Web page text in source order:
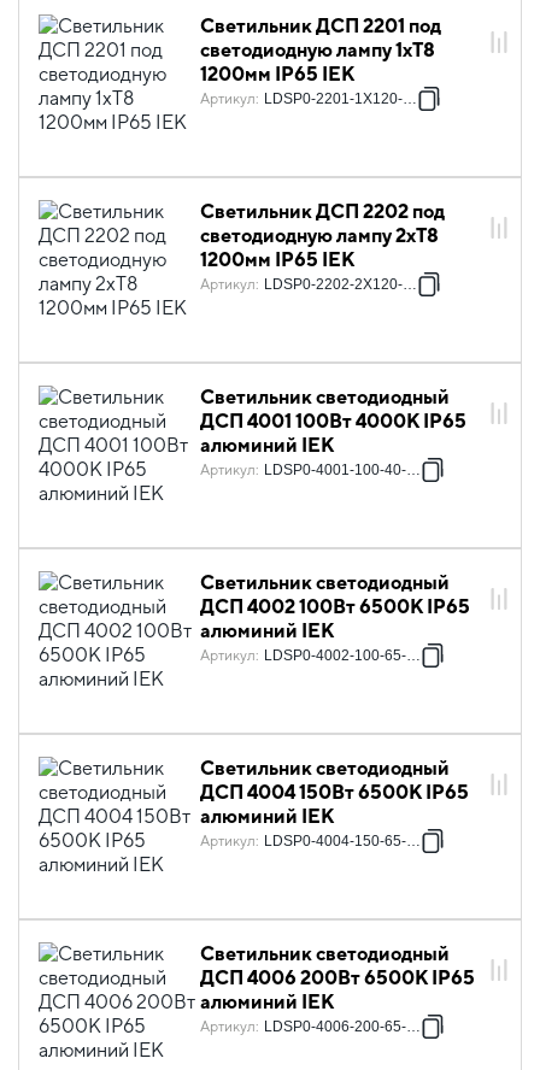
Светильник ДСП 2201 под
светодиодную лампу 1хT8
1200мм IP65 IEK
Артикул: LDSP0-2201-1X120-K01
Светильник ДСП 2202 под
светодиодную лампу 2хT8
1200мм IP65 IEK
Артикул: LDSP0-2202-2X120-K01
Светильник светодиодный
ДСП 4001 100Вт 4000К IP65
алюминий IEK
Артикул: LDSP0-4001-100-40-K23
Светильник светодиодный
ДСП 4002 100Вт 6500К IP65
алюминий IEK
Артикул: LDSP0-4002-100-65-K23
Светильник светодиодный
ДСП 4004 150Вт 6500К IP65
алюминий IEK
Артикул: LDSP0-4004-150-65-K23
Светильник светодиодный
ДСП 4006 200Вт 6500К IP65
алюминий IEK
Артикул: LDSP0-4006-200-65-K23